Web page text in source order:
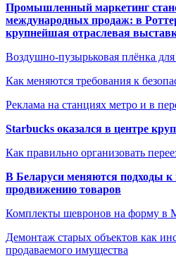
Промышленный маркетинг
международных продаж: в
крупнейшая отраслевая
Воздушно-пузырьковая плёнка
Как меняются требования к
Реклама на станциях метро и в
Starbucks оказался в центре
Как правильно организовать
В Беларуси меняются подходы к
продвижению товаров
Комплекты шевронов на форму в
Демонтаж старых объектов как
продаваемого имущества